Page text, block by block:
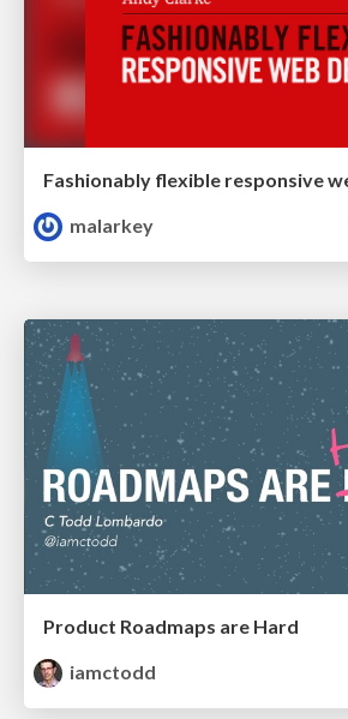
malarkey
Product Roadmaps are Hard
iamctodd